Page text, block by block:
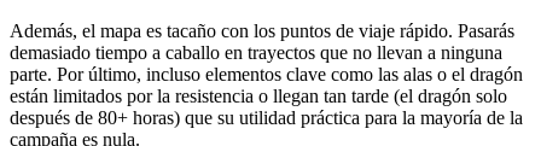
Además, el mapa es tacaño con los puntos de viaje rápido. Pasarás
demasiado tiempo a caballo en trayectos que no llevan a ninguna
parte. Por último, incluso elementos clave como las alas o el dragón
están limitados por la resistencia o llegan tan tarde (el dragón solo
después de 80+ horas) que su utilidad práctica para la mayoría de la
campaña es nula.